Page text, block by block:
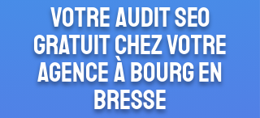
Votre audit SEO
Gratuit chez votre
agence à bourg en
bresse